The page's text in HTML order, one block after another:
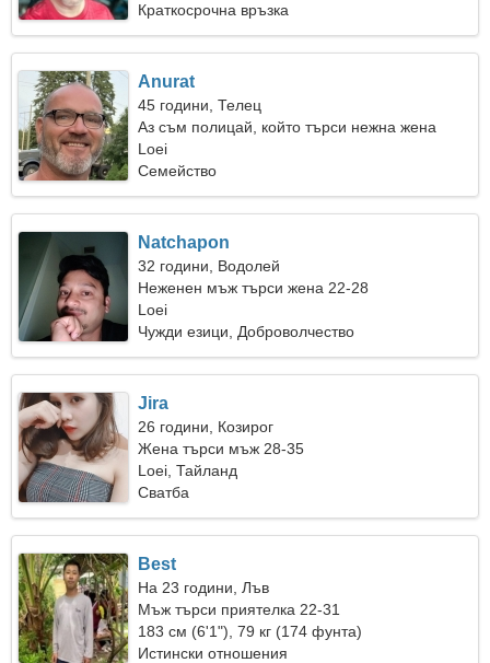
Краткосрочна връзка
Anurat
45 години, Телец
Аз съм полицай, който търси нежна жена
Loei
Семейство
Natchapon
32 години, Водолей
Неженен мъж търси жена 22-28
Loei
Чужди езици, Доброволчество
Jira
26 години, Козирог
Жена търси мъж 28-35
Loei, Тайланд
Сватба
Best
На 23 години, Лъв
Мъж търси приятелка 22-31
183 см (6'1"), 79 кг (174 фунта)
Истински отношения